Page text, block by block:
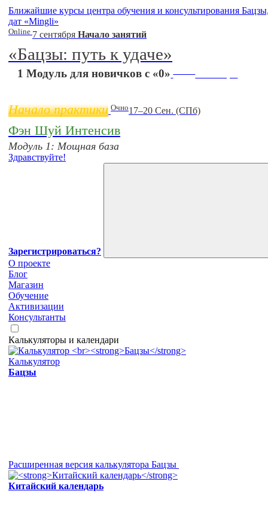
Ближайшие курсы центра обучения и консультирования
дат «Mingli»
Online 7 сентября Начало занятий
«Бацзы: путь к удаче»
1 Модуль для новичков с «0» 11 ноября
Начало практики Очно17–20 Сен. (СПб)
Фэн Шуй Интенсив
Модуль 1: Мощная база
Здравствуйте!
Зарегистрироваться?
О проекте
Блог
Магазин
Обучение
Активизации
Консультанты
Калькуляторы и календари
Калькулятор
Бацзы
Расширенная версия калькулятора Бацзы
Китайский календарь